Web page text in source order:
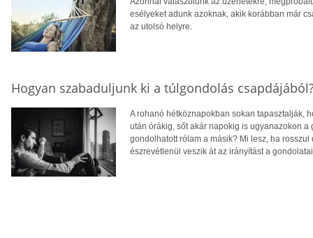
esélyeket adunk azoknak, akik korábban már
az utolsó helyre.
Hogyan szabaduljunk ki a túlgondolás
A rohanó hétköznapokban sokan tapasztalják,
után órákig, sőt akár napokig is ugyanazokon
gondolhatott rólam a másik? Mi lesz, ha
észrevétlenül veszik át az irányítást a